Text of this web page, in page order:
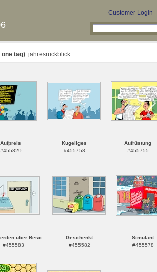
Customer Login
one tag): jahresrückblick
Aufpreis
#455829
Kugeliges
#455758
Aufrüstung
#455755
über Besc...
#455583
Geschenkt
#455582
Simulant
#455578